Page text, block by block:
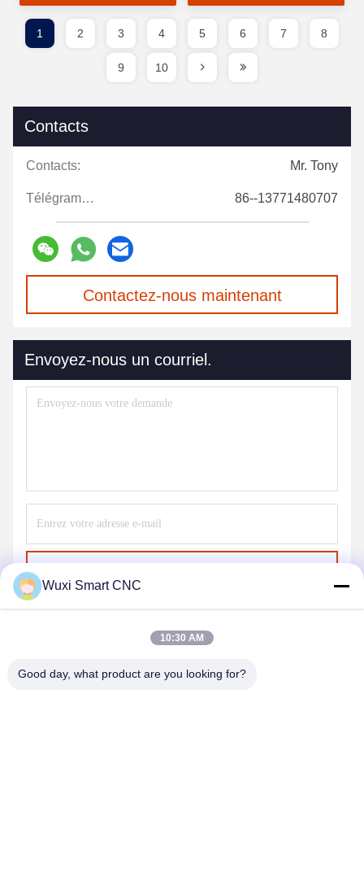
1 2 3 4 5 6 7 8
9 10
Contacts
Contacts: Mr. Tony
Télégramme: 86--13771480707
Contactez-nous maintenant
Envoyez-nous un courriel.
Wuxi Smart CNC
10:30 AM
Good day, what product are you looking for?